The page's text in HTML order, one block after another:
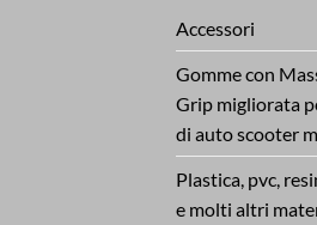
Accessori
Gomme con
Grip migliorata
di auto scooter
Plastica, pvc,
e molti altri